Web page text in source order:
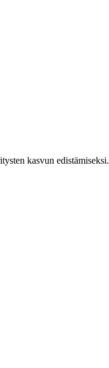
kasvun edistämiseksi.